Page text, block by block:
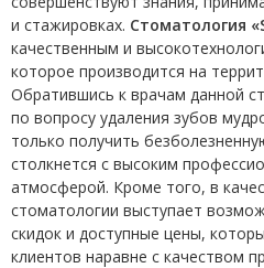
и стажировках. Стоматология
качественным и
которое производится на
Обратившись к врачам данной
по вопросу удаления зубов
только получить
столкнется с высоким
атмосферой. Кроме того, в
стоматологии выступает
скидок и доступные цены,
клиентов наравне с качеством